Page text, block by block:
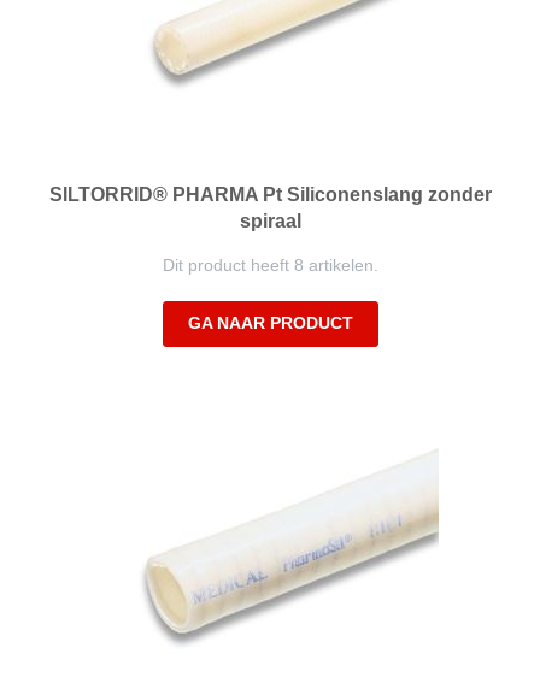
SILTORRID® PHARMA Pt Siliconenslang zonder
spiraal
Dit product heeft 8 artikelen.
GA NAAR PRODUCT